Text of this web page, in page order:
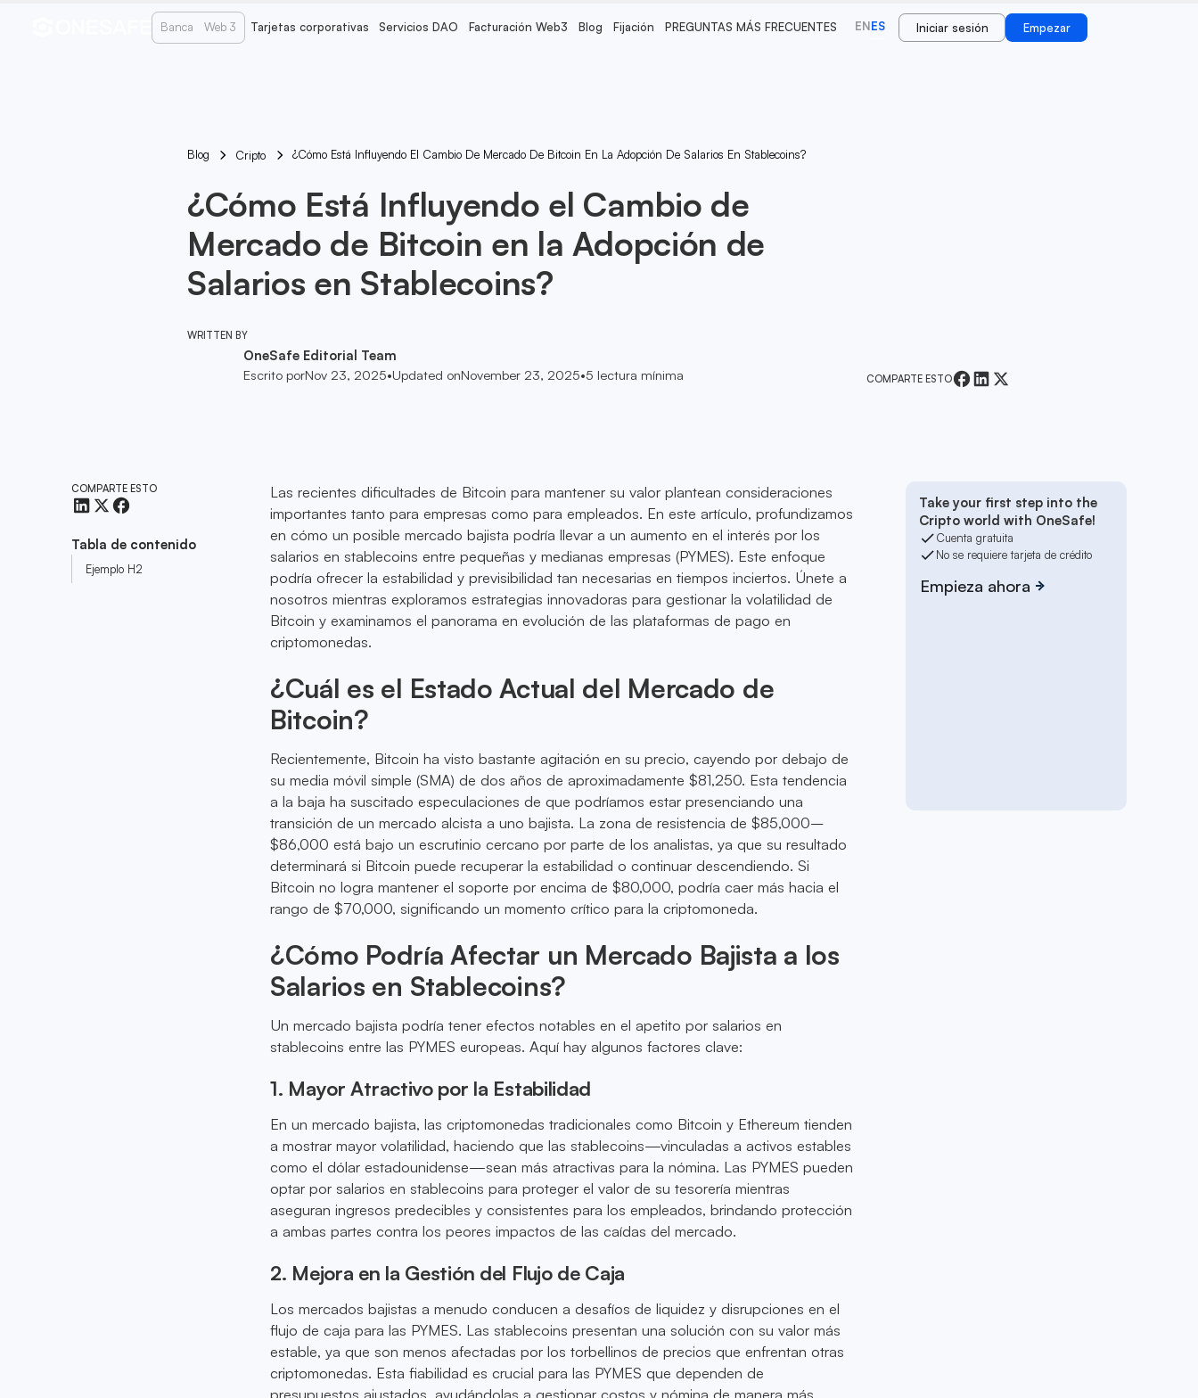
Banca Web 3 Tarjetas corporativas Servicios DAO Facturación Web3 Blog Fijación PREGUNTAS MÁS FRECUENTES ENES Iniciar sesión Empezar
Blog Cripto ¿Cómo Está Influyendo El Cambio De Mercado De Bitcoin En La Adopción De Salarios En Stablecoins?
¿Cómo Está Influyendo el Cambio de
Mercado de Bitcoin en la Adopción de
Salarios en Stablecoins?
WRITTEN BY
OneSafe Editorial Team
Escrito porNov 23, 2025•Updated onNovember 23, 2025•5 lectura mínima COMPARTE ESTO
COMPARTE ESTO
Tabla de contenido
Ejemplo H2
Las recientes dificultades de Bitcoin para mantener su valor plantean consideraciones
importantes tanto para empresas como para empleados. En este artículo, profundizamos
en cómo un posible mercado bajista podría llevar a un aumento en el interés por los
salarios en stablecoins entre pequeñas y medianas empresas (PYMES). Este enfoque
podría ofrecer la estabilidad y previsibilidad tan necesarias en tiempos inciertos. Únete a
nosotros mientras exploramos estrategias innovadoras para gestionar la volatilidad de
Bitcoin y examinamos el panorama en evolución de las plataformas de pago en
criptomonedas.
¿Cuál es el Estado Actual del Mercado de
Bitcoin?
Recientemente, Bitcoin ha visto bastante agitación en su precio, cayendo por debajo de
su media móvil simple (SMA) de dos años de aproximadamente $81,250. Esta tendencia
a la baja ha suscitado especulaciones de que podríamos estar presenciando una
transición de un mercado alcista a uno bajista. La zona de resistencia de $85,000–
$86,000 está bajo un escrutinio cercano por parte de los analistas, ya que su resultado
determinará si Bitcoin puede recuperar la estabilidad o continuar descendiendo. Si
Bitcoin no logra mantener el soporte por encima de $80,000, podría caer más hacia el
rango de $70,000, significando un momento crítico para la criptomoneda.
¿Cómo Podría Afectar un Mercado Bajista a los
Salarios en Stablecoins?
Un mercado bajista podría tener efectos notables en el apetito por salarios en
stablecoins entre las PYMES europeas. Aquí hay algunos factores clave:
1. Mayor Atractivo por la Estabilidad
En un mercado bajista, las criptomonedas tradicionales como Bitcoin y Ethereum tienden
a mostrar mayor volatilidad, haciendo que las stablecoins—vinculadas a activos estables
como el dólar estadounidense—sean más atractivas para la nómina. Las PYMES pueden
optar por salarios en stablecoins para proteger el valor de su tesorería mientras
aseguran ingresos predecibles y consistentes para los empleados, brindando protección
a ambas partes contra los peores impactos de las caídas del mercado.
2. Mejora en la Gestión del Flujo de Caja
Los mercados bajistas a menudo conducen a desafíos de liquidez y disrupciones en el
flujo de caja para las PYMES. Las stablecoins presentan una solución con su valor más
estable, ya que son menos afectadas por los torbellinos de precios que enfrentan otras
criptomonedas. Esta fiabilidad es crucial para las PYMES que dependen de
presupuestos ajustados, ayudándolas a gestionar costos y nómina de manera más
Take your first step into the
Cripto world with OneSafe!
Cuenta gratuita
No se requiere tarjeta de crédito
Empieza ahora